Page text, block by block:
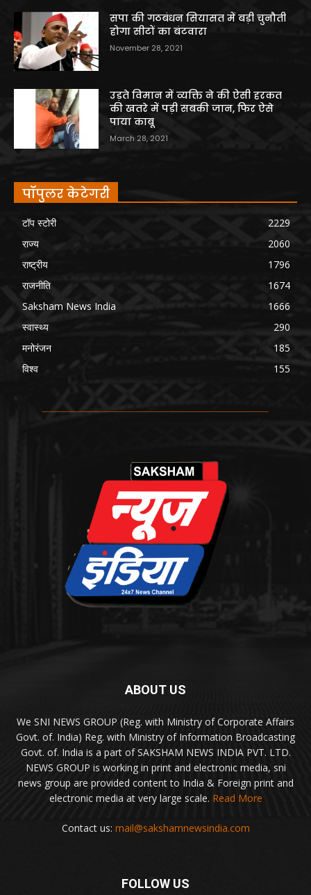
सपा की गठबंधन सियासत में बड़ी चुनौती
होगा सीटों का बंटवारा
November 28, 2021
उड़ते विमान में व्यक्ति ने की ऐसी हरकत
की खतरे में पड़ी सबकी जान, फिर ऐसे
पाया काबू
March 28, 2021
पॉपुलर केटेगरी
टॉप स्टोरी
2229
राज्य
2060
राष्ट्रीय
1796
राजनीति
1674
Saksham News India
1666
स्वास्थ्य
290
मनोरंजन
185
विश्व
155
ABOUT US
We SNI NEWS GROUP (Reg. with Ministry of Corporate Affairs
Govt. of. India) Reg. with Ministry of Information Broadcasting
Govt. of. India is a part of SAKSHAM NEWS INDIA PVT. LTD.
NEWS GROUP is working in print and electronic media, sni
news group are provided content to India & Foreign print and
electronic media at very large scale. Read More
Contact us: mail@sakshamnewsindia.com
FOLLOW US